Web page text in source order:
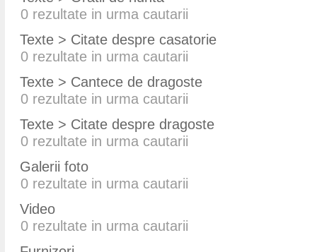
0 rezultate in urma cautarii
Texte > Citate despre casatorie
0 rezultate in urma cautarii
Texte > Cantece de dragoste
0 rezultate in urma cautarii
Texte > Citate despre dragoste
0 rezultate in urma cautarii
Galerii foto
0 rezultate in urma cautarii
Video
0 rezultate in urma cautarii